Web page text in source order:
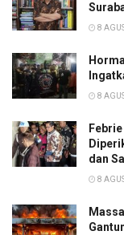
8
8
dan
8